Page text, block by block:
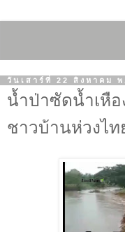
วันเสาร์ที่ 22 สิงหาคม
น้ำป่าซัดน้ำเหือ
ชาวบ้านห่วงไ